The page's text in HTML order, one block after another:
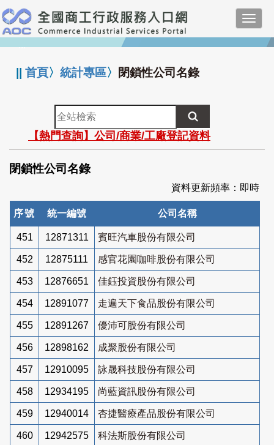
跳
到
主
要
:::
||首頁〉統計專區〉 閉鎖性公司名錄
全
站
檢
索
【熱門查詢】公司/商業/工廠登記資料
閉鎖性公司名錄
資料更新頻率：即時
序號 統一編號 公司名稱
451 12871311 賓旺汽車股份有限公司
452 12875111 感官花園咖啡股份有限公司
453 12876651 佳鈺投資股份有限公司
454 12891077 走遍天下食品股份有限公司
455 12891267 優沛可股份有限公司
456 12898162 成聚股份有限公司
457 12910095 詠晟科技股份有限公司
458 12934195 尚藍資訊股份有限公司
459 12940014 杏捷醫療產品股份有限公司
460 12942575 科法斯股份有限公司